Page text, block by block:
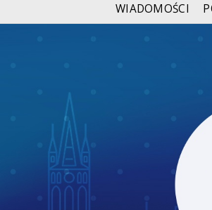
WIADOMOŚCI